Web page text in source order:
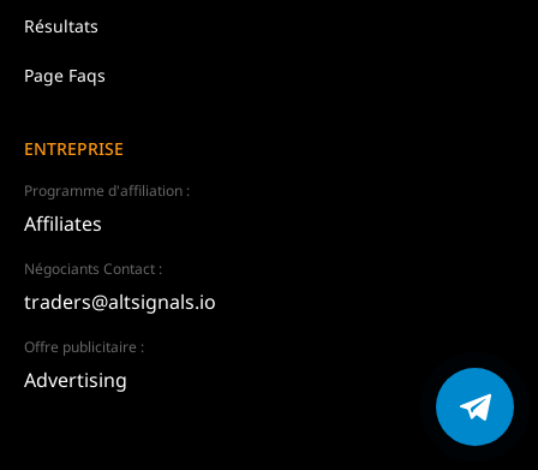
Résultats
Page Faqs
ENTREPRISE
Programme d'affiliation :
Affiliates
Négociants Contact :
traders@altsignals.io
Offre publicitaire :
Advertising